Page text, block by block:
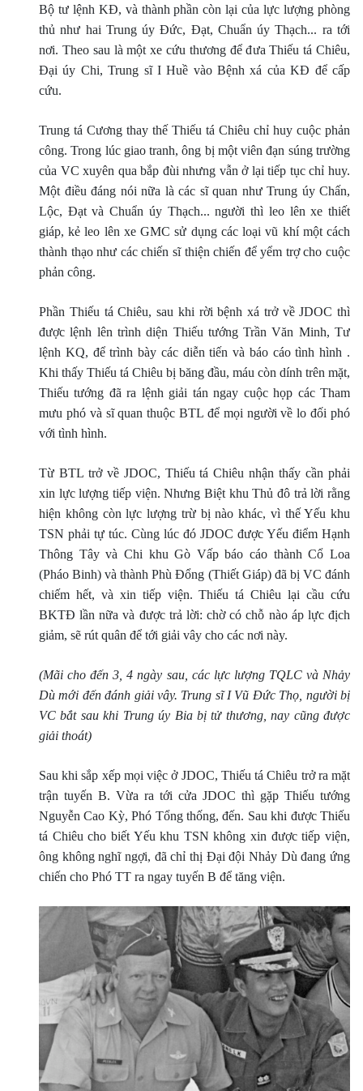
Bộ tư lệnh KÐ, và thành phần còn lại của lực lượng phòng
thủ như hai Trung úy Ðức, Ðạt, Chuẩn úy Thạch... ra tới
nơi. Theo sau là một xe cứu thương để đưa Thiếu tá Chiêu,
Ðại úy Chi, Trung sĩ I Huề vào Bệnh xá của KÐ để cấp
cứu.
Trung tá Cương thay thế Thiếu tá Chiêu chỉ huy cuộc phản
công. Trong lúc giao tranh, ông bị một viên đạn súng trường
của VC xuyên qua bắp đùi nhưng vẫn ở lại tiếp tục chỉ huy.
Một điều đáng nói nữa là các sĩ quan như Trung úy Chấn,
Lộc, Ðạt và Chuẩn úy Thạch... người thì leo lên xe thiết
giáp, kẻ leo lên xe GMC sử dụng các loại vũ khí một cách
thành thạo như các chiến sĩ thiện chiến để yểm trợ cho cuộc
phản công.
Phần Thiếu tá Chiêu, sau khi rời bệnh xá trở về JDOC thì
được lệnh lên trình diện Thiếu tướng Trần Văn Minh, Tư
lệnh KQ, để trình bày các diễn tiến và báo cáo tình hình .
Khi thấy Thiếu tá Chiêu bị băng đầu, máu còn dính trên mặt,
Thiếu tướng đã ra lệnh giải tán ngay cuộc họp các Tham
mưu phó và sĩ quan thuộc BTL để mọi người về lo đối phó
với tình hình.
Từ BTL trở về JDOC, Thiếu tá Chiêu nhận thấy cần phải
xin lực lượng tiếp viện. Nhưng Biệt khu Thủ đô trả lời rằng
hiện không còn lực lượng trừ bị nào khác, vì thế Yếu khu
TSN phải tự túc. Cùng lúc đó JDOC được Yếu điểm Hạnh
Thông Tây và Chi khu Gò Vấp báo cáo thành Cổ Loa
(Pháo Binh) và thành Phù Ðổng (Thiết Giáp) đã bị VC đánh
chiếm hết, và xin tiếp viện. Thiếu tá Chiêu lại cầu cứu
BKTÐ lần nữa và được trả lời: chờ có chỗ nào áp lực địch
giảm, sẽ rút quân để tới giải vây cho các nơi này.
(Mãi cho đến 3, 4 ngày sau, các lực lượng TQLC và Nhảy
Dù mới đến đánh giải vây. Trung sĩ I Vũ Ðức Thọ, người bị
VC bắt sau khi Trung úy Bia bị tử thương, nay cũng được
giải thoát)
Sau khi sắp xếp mọi việc ở JDOC, Thiếu tá Chiêu trở ra mặt
trận tuyến B. Vừa ra tới cửa JDOC thì gặp Thiếu tướng
Nguyễn Cao Kỳ, Phó Tổng thống, đến. Sau khi được Thiếu
tá Chiêu cho biết Yếu khu TSN không xin được tiếp viện,
ông không nghĩ ngợi, đã chỉ thị Ðại đội Nhảy Dù đang ứng
chiến cho Phó TT ra ngay tuyến B để tăng viện.